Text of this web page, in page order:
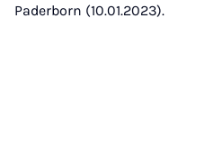
Paderborn (10.01.2023).